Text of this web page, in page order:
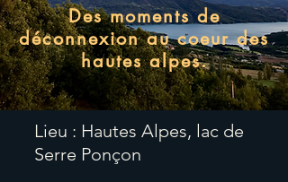
Des moments de
déconnexion au coeur des
hautes alpes.
Lieu : Hautes Alpes, lac de
Serre Ponçon